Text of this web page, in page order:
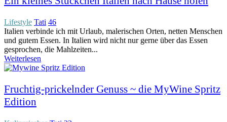
Lifestyle Tati 46
Italien verbinde ich mit Urlaub, malerischen Orten, netten Menschen
und gutem Essen. In Italien wird nicht nur gerne über das Essen
gesprochen, die Mahlzeiten...
Weiterlesen
Fruchtig-prickelnder Genuss ~ die MyWine Spritz
Edition